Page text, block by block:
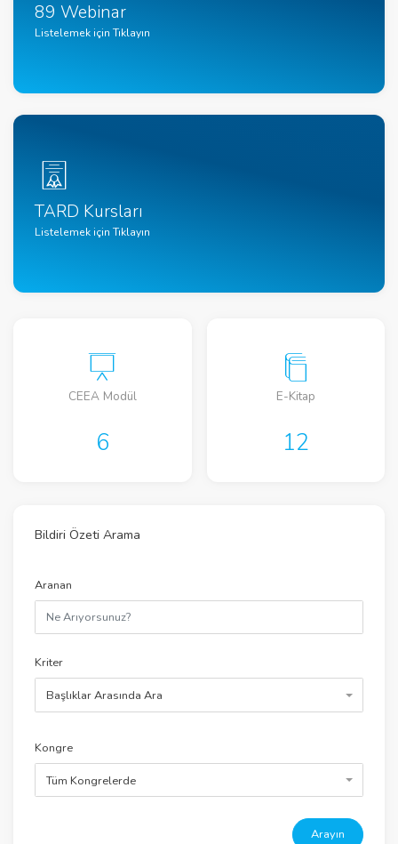
89 Webinar
Listelemek için Tıklayın
TARD Kursları
Listelemek için Tıklayın
CEEA Modül
6
E-Kitap
12
Bildiri Özeti Arama
Aranan
Kriter
Başlıklar Arasında Ara
Kongre
Tüm Kongrelerde
Arayın